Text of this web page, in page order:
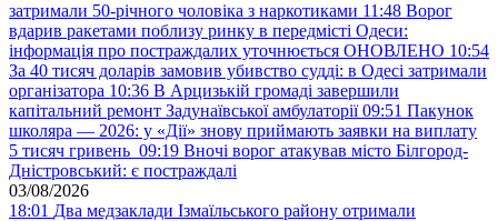
затримали 50-річного чоловіка з наркотиками 11:48 Ворог
вдарив ракетами поблизу ринку в передмісті Одеси:
інформація про постраждалих уточнюється ОНОВЛЕНО 10:54
За 40 тисяч доларів замовив убивство судді: в Одесі затримали
організатора 10:36 В Арцизькій громаді завершили
капітальний ремонт Задунаївської амбулаторії 09:51 Пакунок
школяра — 2026: у «Дії» знову приймають заявки на виплату
5 тисяч гривень 09:19 Вночі ворог атакував місто Білгород-
Дністровський: є постраждалі
03/08/2026
18:01 Два медзаклади Ізмаїльського району отримали